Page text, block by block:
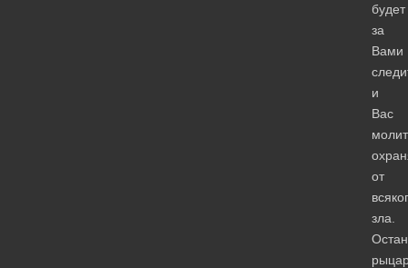
будет
за
Вами
и
Вас
от
зла.